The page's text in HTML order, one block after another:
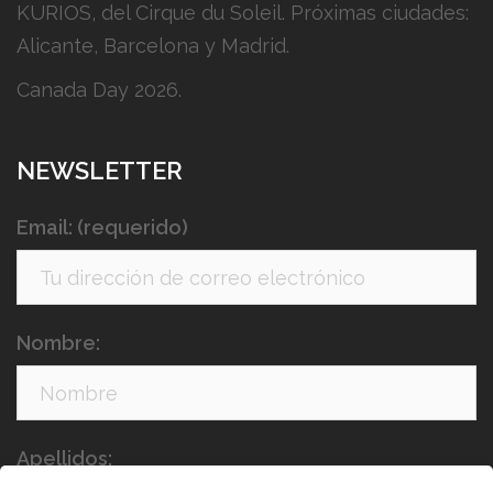
KURIOS, del Cirque du Soleil. Próximas ciudades:
Alicante, Barcelona y Madrid.
Canada Day 2026.
NEWSLETTER
Email: (requerido)
Nombre:
Apellidos: